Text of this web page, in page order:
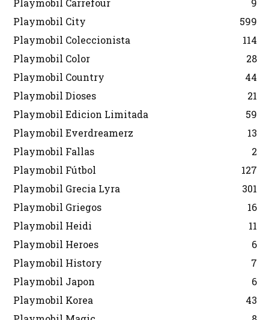
Playmobil Carrefour
9
Playmobil City
599
Playmobil Coleccionista
114
Playmobil Color
28
Playmobil Country
44
Playmobil Dioses
21
Playmobil Edicion Limitada
59
Playmobil Everdreamerz
13
Playmobil Fallas
2
Playmobil Fútbol
127
Playmobil Grecia Lyra
301
Playmobil Griegos
16
Playmobil Heidi
11
Playmobil Heroes
6
Playmobil History
7
Playmobil Japon
6
Playmobil Korea
43